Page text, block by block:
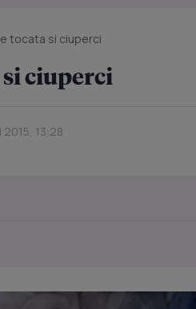
tocata si ciuperci
ciuperci
13:28